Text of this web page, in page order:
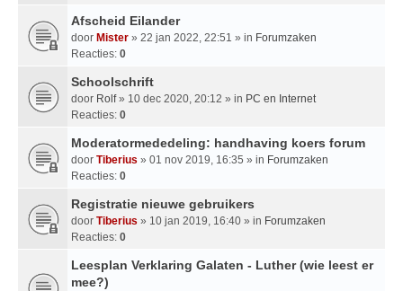
Afscheid Eilander
door Mister » 22 jan 2022, 22:51 » in Forumzaken
Reacties: 0
Schoolschrift
door Rolf» 10 dec 2020, 20:12 » in PC en Internet
Reacties: 0
Moderatormededeling: handhaving koers forum
door Tiberius » 01 nov 2019, 16:35 » in Forumzaken
Reacties: 0
Registratie nieuwe gebruikers
door Tiberius » 10 jan 2019, 16:40 » in Forumzaken
Reacties: 0
Leesplan Verklaring Galaten - Luther (wie leest er
mee?)